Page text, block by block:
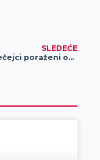
SLEDEĆE
Novobečejci poraženi od lidera u Gajdobri